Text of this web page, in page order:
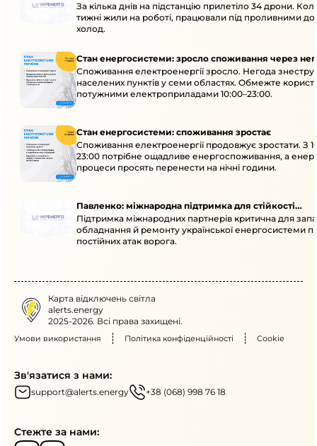
За кілька днів на підстанцію прилетіло 34 дрони.
тижні жили на роботі, працювали під проливними
холод.
Стан енергосистеми: зросло споживання через
Споживання електроенергії зросло. Негода
населених пунктів у семи областях. Обмежте
потужними електроприладами 10:00–23:00.
Стан енергосистеми: споживання зростає
Споживання електроенергії продовжує зростати. З
23:00 потрібне ощадливе енергоспоживання, а
процеси просять перенести на нічні години.
Павленко: міжнародна підтримка для стійкості
енергосистеми
Підтримка міжнародних партнерів критична для
обладнання й ремонту української енергосистеми
постійних атак ворога.
Карта відключень світла
alerts.energy
2025-2026. Всі права захищені.
Умови використання Політика конфіденційності Cookie
Зв'язатися з нами:
support@alerts.energy +38 (068) 998 76 18
Стежте за нами: